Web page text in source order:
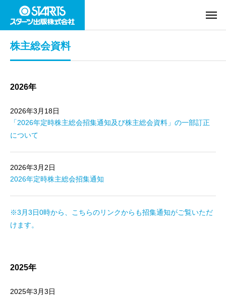
株主総会資料
2026年
2026年3月18日
「2026年定時株主総会招集通知及び株主総会資料」の一部訂正
について
2026年3月2日
2026年定時株主総会招集通知
※3月3日0時から、こちらのリンクからも招集通知がご覧いただ
けます。
2025年
2025年3月3日